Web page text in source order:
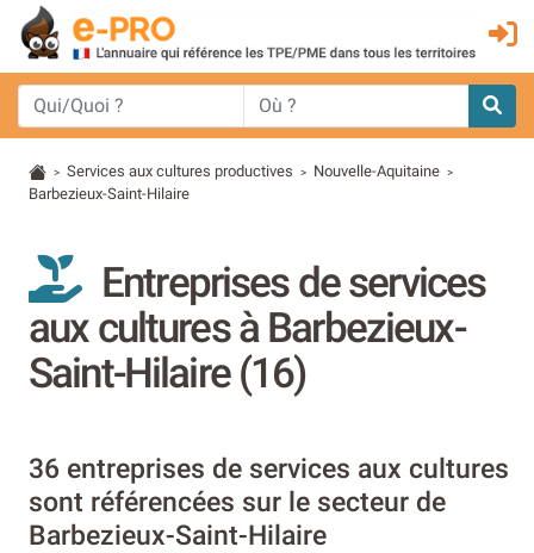
> Services aux cultures productives > Nouvelle-Aquitaine >
Barbezieux-Saint-Hilaire
Entreprises de services
aux cultures à Barbezieux-
Saint-Hilaire (16)
36 entreprises de services aux cultures
sont référencées sur le secteur de
Barbezieux-Saint-Hilaire